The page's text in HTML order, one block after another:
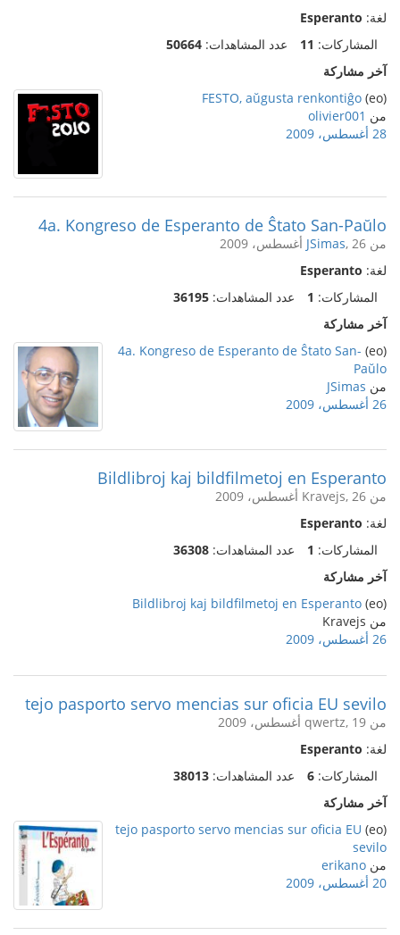
لغة: Esperanto
المشاركات: 11 عدد المشاهدات: 50664
آخر مشاركة
(eo)
FESTO, aŭgusta renkontiĝo
من olivier001
28 أغسطس، 2009
4a. Kongreso de Esperanto de Ŝtato San-Paŭlo
من JSimas, 26 أغسطس، 2009
لغة: Esperanto
المشاركات: 1 عدد المشاهدات: 36195
آخر مشاركة
(eo)
4a. Kongreso de Esperanto de Ŝtato San-
Paŭlo
من JSimas
26 أغسطس، 2009
Bildlibroj kaj bildfilmetoj en Esperanto
من Kravejs, 26 أغسطس، 2009
لغة: Esperanto
المشاركات: 1 عدد المشاهدات: 36308
آخر مشاركة
(eo)
Bildlibroj kaj bildfilmetoj en Esperanto
من Kravejs
26 أغسطس، 2009
tejo pasporto servo mencias sur oficia EU sevilo
من qwertz, 19 أغسطس، 2009
لغة: Esperanto
المشاركات: 6 عدد المشاهدات: 38013
آخر مشاركة
(eo)
tejo pasporto servo mencias sur oficia EU
sevilo
من erikano
20 أغسطس، 2009